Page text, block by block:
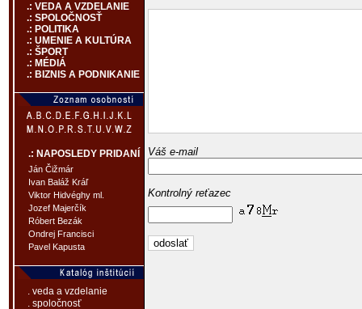
.: VEDA A VZDELANIE
.: SPOLOČNOSŤ
.: POLITIKA
.: UMENIE A KULTÚRA
.: ŠPORT
.: MÉDIÁ
.: BIZNIS A PODNIKANIE
.: NAPOSLEDY PRIDANÍ
Ján Čižmár
Ivan Baláž Kráľ
Viktor Hidvéghy ml.
Jozef Majerčík
Róbert Bezák
Ondrej Francisci
Pavel Kapusta
. veda a vzdelanie
. spoločnosť
Váš e-mail
Kontrolný reťazec